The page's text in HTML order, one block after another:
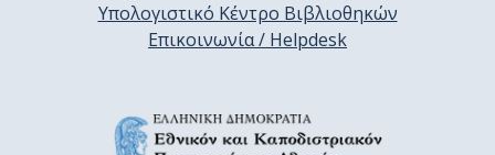
Υπολογιστικό Κέντρο Βιβλιοθηκών
Επικοινωνία / Helpdesk